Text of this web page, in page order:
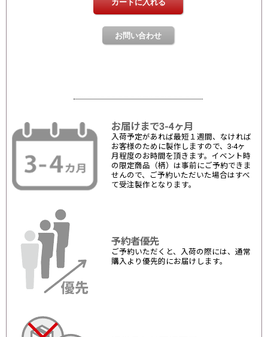
お届けまで3-4ヶ月
入荷予定があれば最短１週間、なければ
お客様のために製作しますので、3-4ヶ
月程度のお時間を頂きます。イベント時
の限定商品（柄）は事前にご予約できま
せんので、ご予約いただいた場合はすべ
て受注製作となります。
予約者優先
ご予約いただくと、入荷の際には、通常
購入より優先的にお届けします。